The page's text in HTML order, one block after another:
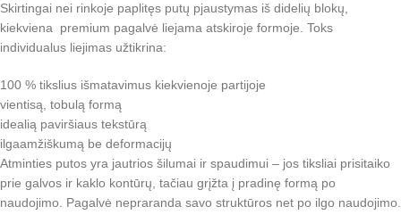
Skirtingai nei rinkoje paplitęs putų pjaustymas iš didelių blokų,
kiekviena premium pagalvė liejama atskiroje formoje. Toks
individualus liejimas užtikrina:
100 % tikslius išmatavimus kiekvienoje partijoje
vientisą, tobulą formą
idealią paviršiaus tekstūrą
ilgaamžiškumą be deformacijų
Atminties putos yra jautrios šilumai ir spaudimui – jos tiksliai prisitaiko
prie galvos ir kaklo kontūrų, tačiau grįžta į pradinę formą po
naudojimo. Pagalvė nepraranda savo struktūros net po ilgo naudojimo.